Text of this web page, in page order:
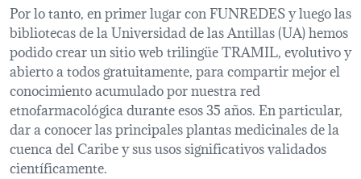
Por lo tanto, en primer lugar con FUNREDES y luego las
bibliotecas de la Universidad de las Antillas (UA) hemos
podido crear un sitio web trilingüe TRAMIL, evolutivo y
abierto a todos gratuitamente, para compartir mejor el
conocimiento acumulado por nuestra red
etnofarmacológica durante esos 35 años. En particular,
dar a conocer las principales plantas medicinales de la
cuenca del Caribe y sus usos significativos validados
científicamente.